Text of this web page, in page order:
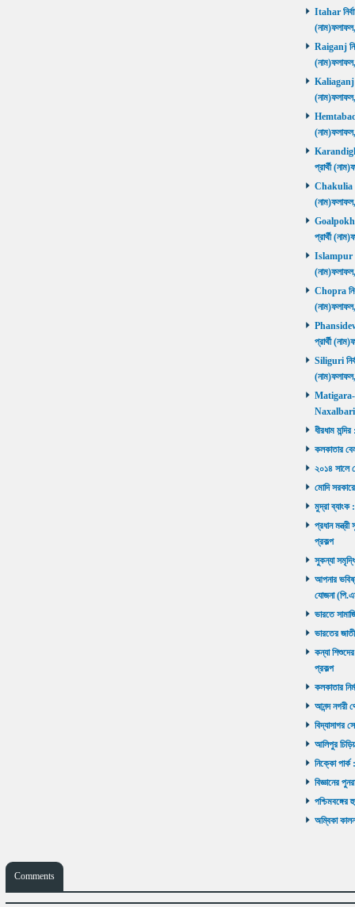
Itahar
Raiganj
Kaliaganj
Hemtabad
Karandighi
প্রার্থী
Chakulia
প্রার্থী
Islampur
Chopra
প্রার্থী
Siliguri
Matigara-
Naxalbari
ধীরধাম
কলকাতার
২০১৪ সালে
মোদি
মুদ্রা ব্যাংক
প্রধান
প্রকল্প
সুকন্যা
আপনার
যোজনা
ভারতে
ভারতের
কন্যা
প্রকল্প
কলকাতার
আনন্দ নগরী
বিদ্যাসাগর
আলিপুর
নিক্কো পার্ক
বিজ্ঞানের
পশ্চিমবঙ্গের
অম্বিকা
Comments